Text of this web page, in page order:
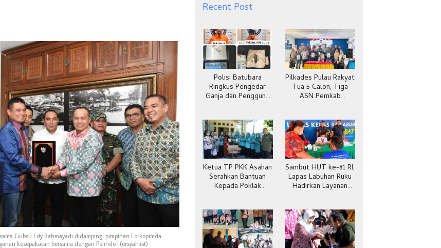
Gubsu Edy Rahmayadi didampingi pimpinan Forkopimda
kesepakatan bersama dengan Pelindo I.(ersyah.ist)
Recent Post
Polisi Batubara
Ringkus Pengedar
Ganja dan Pengguna
Pilkades Pulau Rakyat
Tua 5 Calon, Tiga
ASN Pemkab
Ketua TP PKK Asahan
Serahkan Bantuan
Kepada Poklak
Sambut HUT ke-81 RI,
Lapas Labuhan Ruku
Hadirkan Layanan